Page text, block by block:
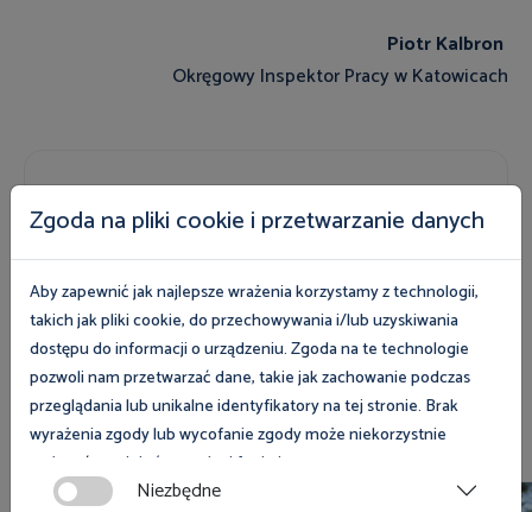
Piotr Kalbron
Okręgowy Inspektor Pracy w Katowicach
Zobacz magazyn Inspektor Pracy
Zobacz również
Zgoda na pliki cookie i przetwarzanie danych
Aby zapewnić jak najlepsze wrażenia korzystamy z technologii,
takich jak pliki cookie, do przechowywania i/lub uzyskiwania
dostępu do informacji o urządzeniu. Zgoda na te technologie
pozwoli nam przetwarzać dane, takie jak zachowanie podczas
przeglądania lub unikalne identyfikatory na tej stronie. Brak
wyrażenia zgody lub wycofanie zgody może niekorzystnie
wpłynąć na niektóre cechy i funkcje.
Niezbędne